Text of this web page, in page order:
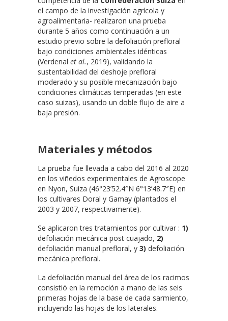
el campo de la investigación agrícola y
agroalimentaria- realizaron una prueba
durante 5 años como continuación a un
estudio previo sobre la defoliación prefloral
bajo condiciones ambientales idénticas
(Verdenal et al., 2019), validando la
sustentabilidad del deshoje prefloral
moderado y su posible mecanización bajo
condiciones climáticas temperadas (en este
caso suizas), usando un doble flujo de aire a
baja presión.
Materiales y métodos
La prueba fue llevada a cabo del 2016 al 2020
en los viñedos experimentales de Agroscope
en Nyon, Suiza (46°23’52.4″N 6°13’48.7″E) en
los cultivares Doral y Gamay (plantados el
2003 y 2007, respectivamente).
Se aplicaron tres tratamientos por cultivar : 1)
defoliación mecánica post cuajado, 2)
defoliación manual prefloral, y 3) defoliación
mecánica prefloral.
La defoliación manual del área de los racimos
consistió en la remoción a mano de las seis
primeras hojas de la base de cada sarmiento,
incluyendo las hojas de los laterales.